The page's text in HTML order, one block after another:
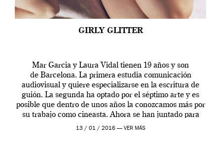
GIRLY GLITTER
Mar Garcia y Laura Vidal tienen 19 años y son
de Barcelona. La primera estudia comunicación
audiovisual y quiere especializarse en la escritura de
guión. La segunda ha optado por el séptimo arte y es
posible que dentro de unos años la conozcamos más por
su trabajo como cineasta. Ahora se han juntado para
contarnos una […]
13 / 01 / 2016 — VER MÁS